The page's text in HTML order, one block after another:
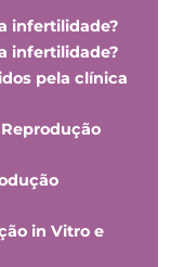
infertilidade?
infertilidade?
pela clínica
in Vitro e